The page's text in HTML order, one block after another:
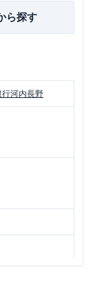
ら探す
河内長野